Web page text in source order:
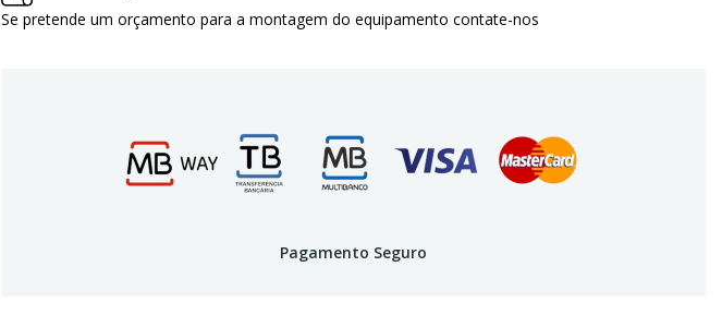
Se pretende um orçamento para a montagem do equipamento contate-nos
Pagamento Seguro